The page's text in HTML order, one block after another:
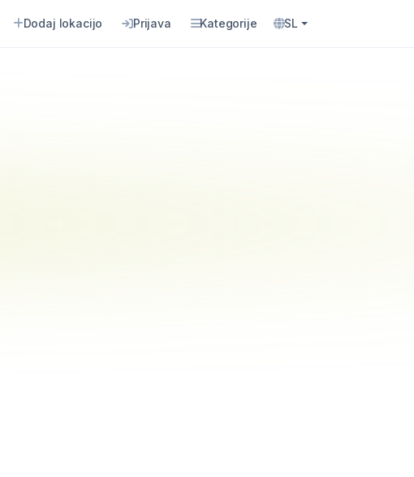
Dodaj lokacijo Prijava Kategorije SL